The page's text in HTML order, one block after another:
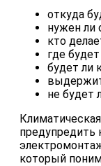
откуда
нужен ли
кто
где
будет ли
не будет
предупредить
который